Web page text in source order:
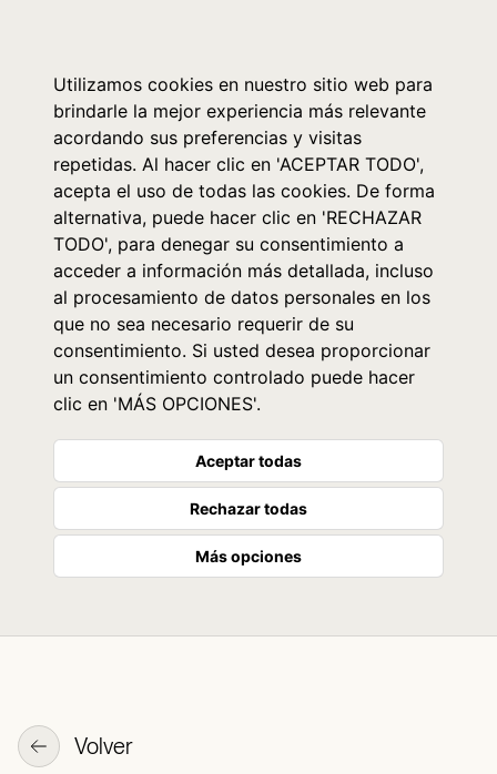
Utilizamos cookies en nuestro sitio web para
brindarle la mejor experiencia más relevante
acordando sus preferencias y visitas
repetidas. Al hacer clic en 'ACEPTAR TODO',
acepta el uso de todas las cookies. De forma
alternativa, puede hacer clic en 'RECHAZAR
TODO', para denegar su consentimiento a
acceder a información más detallada, incluso
al procesamiento de datos personales en los
que no sea necesario requerir de su
consentimiento. Si usted desea proporcionar
un consentimiento controlado puede hacer
clic en 'MÁS OPCIONES'.
Aceptar todas
Rechazar todas
Más opciones
Volver